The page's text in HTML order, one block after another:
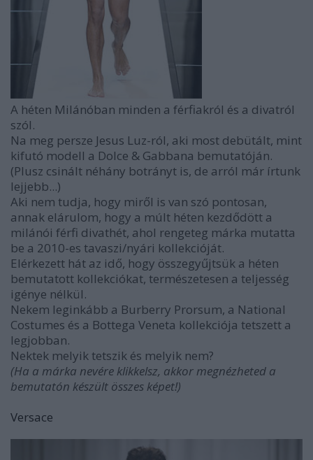
A héten Milánóban minden a férfiakról és a divatról
szól.
Na meg persze Jesus Luz-ról, aki most debütált, mint
kifutó modell a Dolce & Gabbana bemutatóján.
(Plusz csinált néhány botrányt is, de arról már írtunk
lejjebb...)
Aki nem tudja, hogy miről is van szó pontosan,
annak elárulom, hogy a múlt héten kezdődött a
milánói férfi divathét, ahol rengeteg márka mutatta
be a 2010-es tavaszi/nyári kollekcióját.
Elérkezett hát az idő, hogy összegyűjtsük a héten
bemutatott kollekciókat, természetesen a teljesség
igénye nélkül.
Nekem leginkább a Burberry Prorsum, a National
Costumes és a Bottega Veneta kollekciója tetszett a
legjobban.
Nektek melyik tetszik és melyik nem?
(Ha a márka nevére klikkelsz, akkor megnézheted a
bemutatón készült összes képet!)
Versace